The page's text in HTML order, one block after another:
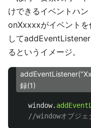
けできるイベントハン
onXxxxxがイベント
して
るというイメージ。
録(1)
window.
//windowオブジェ